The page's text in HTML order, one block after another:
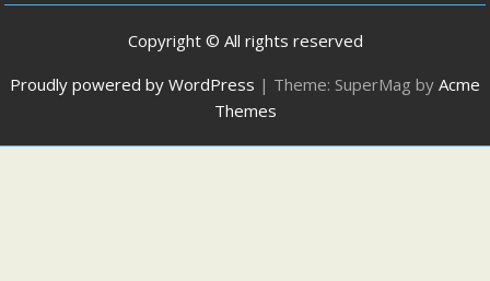
Copyright © All rights reserved
Proudly powered by WordPress | Theme: SuperMag by Acme
Themes